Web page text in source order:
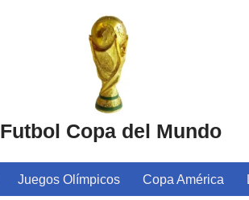
Futbol Copa del Mundo
Juegos Olímpicos Copa América